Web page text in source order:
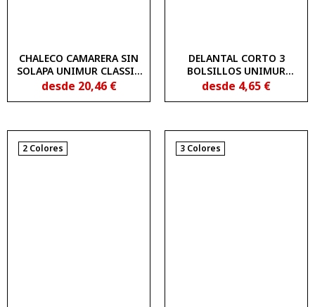
CHALECO CAMARERA SIN
SOLAPA UNIMUR CLASSIC
3500100
desde 20,46 €
DELANTAL CORTO 3
BOLSILLOS UNIMUR
COLORS 1333203
desde 4,65 €
2 Colores 3 Colores